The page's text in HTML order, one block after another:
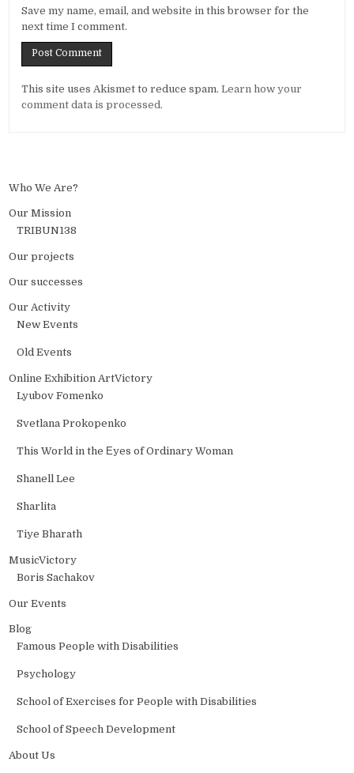
Save my name, email, and website in this browser for the
next time I comment.
This site uses Akismet to reduce spam.Learn how your
comment data is processed.
Who We Are?
Our Mission
TRIBUN138
Our projects
Our successes
Our Activity
New Events
Old Events
Online Exhibition ArtVictory
Lyubov Fomenko
Svetlana Prokopenko
This World in the Еyes of Ordinary Woman
Shanell Lee
Sharlita
Tiye Bharath
MusicVictory
Boris Sachakov
Our Events
Blog
Famous People with Disabilities
Psychology
School of Exercises for People with Disabilities
School of Speech Development
About Us